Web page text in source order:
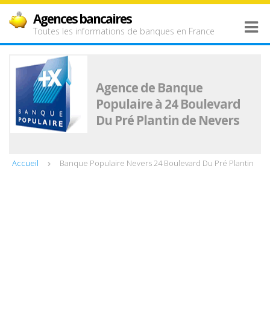
Agences bancaires
Toutes les informations de banques en France
Agence de Banque
Populaire à 24 Boulevard
Du Pré Plantin de Nevers
Accueil Banque Populaire Nevers 24 Boulevard Du Pré Plantin